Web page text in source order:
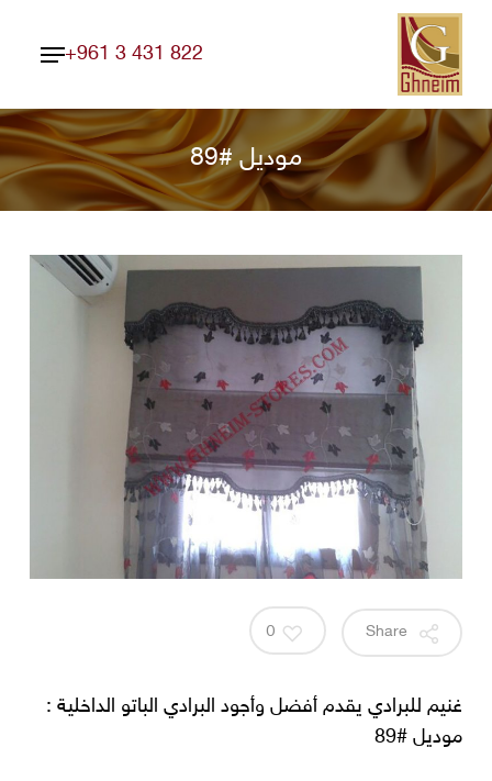
Skip
main
content
+961 3 431 822
Menu
موديل #89
0
غنيم للبرادي يقدم أفضل وأجود البرادي الباتو الداخلية :
موديل #89
Close
Menu